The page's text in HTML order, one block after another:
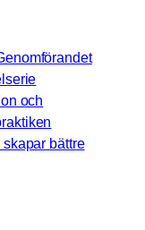
och
bättre